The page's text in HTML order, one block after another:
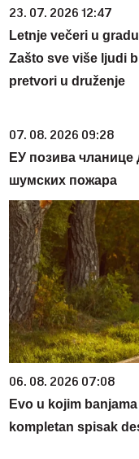
23. 07. 2026 12:47
Letnje večeri u
Zašto sve više ljudi
pretvori u druženje
07. 08. 2026 09:28
ЕУ позива чланице
шумских пожара
06. 08. 2026 07:08
Evo u kojim
kompletan spisak